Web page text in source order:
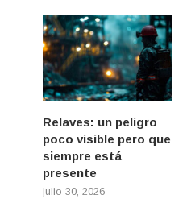
Relaves: un peligro
poco visible pero que
siempre está
presente
julio 30, 2026